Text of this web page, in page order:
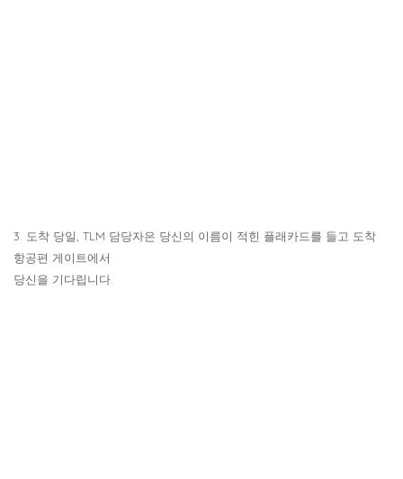
3. 도착 당일, TLM 담당자은 당신의 이름이 적힌 플래카드를 들고 도착
항공편 게이트에서
당신을 기다립니다.